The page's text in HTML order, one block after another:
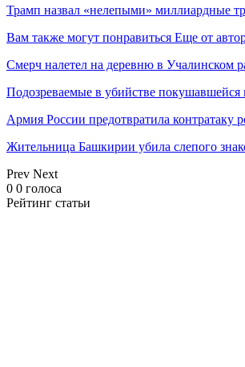
Трамп назвал «нелепыми»
Вам также могут понравиться Еще от
Смерч налетел на деревню в Учалинском
Подозреваемые в убийстве
Армия России предотвратила контратаку
Жительница Башкирии убила слепого
Prev Next
0 0 голоса
Рейтинг статьи